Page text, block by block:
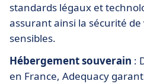
standards légaux et
assurant ainsi la sécurité
sensibles.
Hébergement souverain :
en France, Adequacy